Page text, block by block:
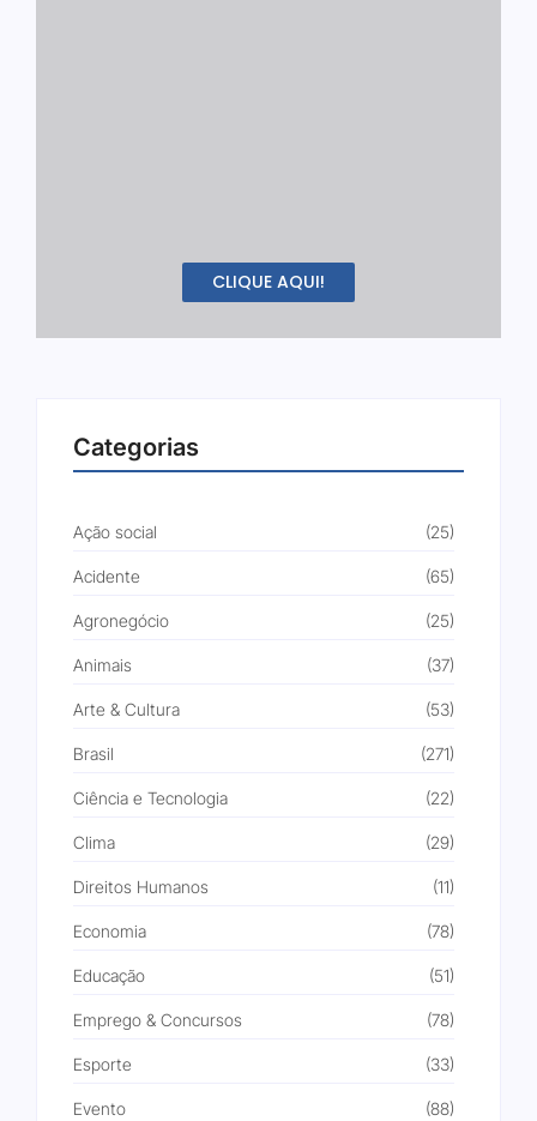
CLIQUE AQUI!
Categorias
Ação social (25)
Acidente (65)
Agronegócio (25)
Animais (37)
Arte & Cultura (53)
Brasil (271)
Ciência e Tecnologia (22)
Clima (29)
Direitos Humanos (11)
Economia (78)
Educação (51)
Emprego & Concursos (78)
Esporte (33)
Evento (88)